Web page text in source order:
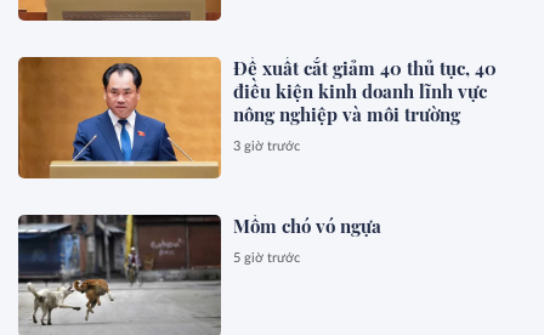
Đề xuất cắt giảm 40 thủ tục, 40
điều kiện kinh doanh lĩnh vực
nông nghiệp và môi trường
3 giờ trước
Mồm chó vó ngựa
5 giờ trước